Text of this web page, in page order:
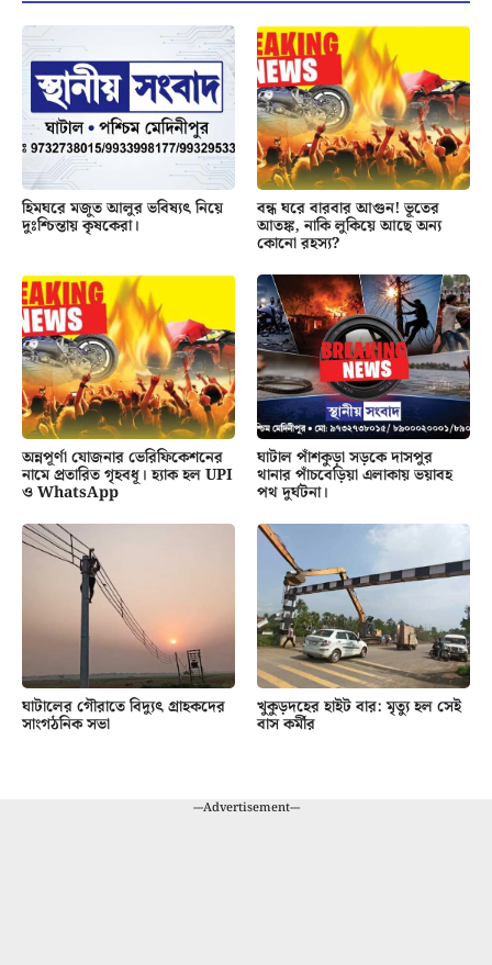
হিমঘরে মজুত আলুর ভবিষ্যৎ নিয়ে
দুঃশ্চিন্তায় কৃষকেরা।
বন্ধ ঘরে বারবার আগুন! ভূতের
আতঙ্ক, নাকি লুকিয়ে আছে অন্য
কোনো রহস্য?
অন্নপূর্ণা যোজনার ভেরিফিকেশনের
নামে প্রতারিত গৃহবধূ। হ্যাক হল UPI
ও WhatsApp
ঘাটাল পাঁশকুড়া সড়কে দাসপুর
থানার পাঁচবেড়িয়া এলাকায় ভয়াবহ
পথ দুর্ঘটনা।
ঘাটালের গৌরাতে বিদ্যুৎ গ্রাহকদের
সাংগঠনিক সভা
খুকুড়দহের হাইট বার: মৃত্যু হল সেই
বাস কর্মীর
---Advertisement---